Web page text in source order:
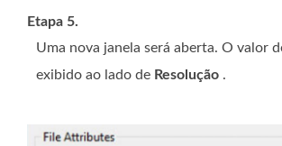
Etapa 5.
Uma nova janela será aberta. O valor
exibido ao lado de Resolução .